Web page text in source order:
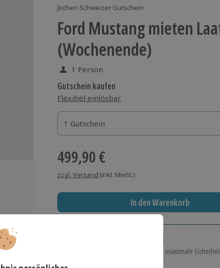
Jochen Schweizer Gutschein
Ford Mustang mieten
(Wochenende)
1 Person
Gutschein kaufen
Flexibel einlösbar
1 Gutschein
1 Gutschein
1 Gutschein
499,90 €
zzgl. Versand (inkl. MwSt.)
In den Warenkorb
Immer das richtige Geschenk:
Große Auswahl, volle Flexibilität und maximale